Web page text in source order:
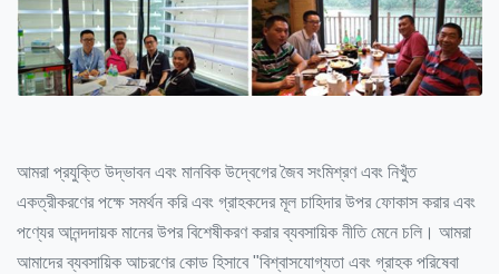
আমরা প্রযুক্তি উদ্ভাবন এবং মানবিক উদ্বেগের জৈব সংমিশ্রণ এবং নিখুঁত
একত্রীকরণের পক্ষে সমর্থন করি এবং গ্রাহকদের মূল চাহিদার উপর ফোকাস করার এবং
পণ্যের আনন্দদায়ক মানের উপর বিশেষীকরণ করার ব্যবসায়িক নীতি মেনে চলি। আমরা
আমাদের ব্যবসায়িক আচরণের কোড হিসাবে "বিশ্বাসযোগ্যতা এবং গ্রাহক পরিষেবা